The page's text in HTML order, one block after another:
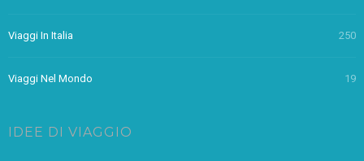
Viaggi In Italia 250
Viaggi Nel Mondo 19
IDEE DI VIAGGIO